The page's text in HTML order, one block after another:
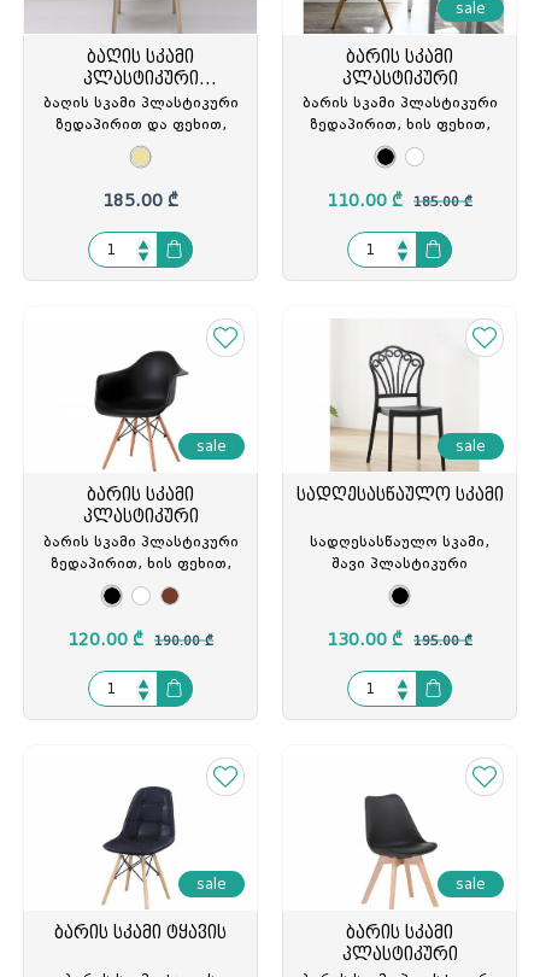
ბაღის სკამი
პლასტიკური
ზედაპირით
ბაღის სკამი პლასტიკური
ზედაპირით და ფეხით,
კრემისფერი, DHF-262-
APP/#18, DHF-940001
185.00 ₾
sale
ბარის სკამი
პლასტიკური
ბარის სკამი პლასტიკური
ზედაპირით, ხის ფეხით,
42X45.5X76სმ., DLF-1619
110.00 ₾ 185.00 ₾
sale
ბარის სკამი
პლასტიკური
ბარის სკამი პლასტიკური
ზედაპირით, ხის ფეხით,
მეტალის ჩარჩოთი,
62.5X62X80სმ., TW-T813
120.00 ₾ 190.00 ₾
sale
სადღესასწაულო სკამი
სადღესასწაულო სკამი,
შავი პლასტიკური
ზედაპირით და ფეხით, TW-
TX654/Black, TW-928548
130.00 ₾ 195.00 ₾
sale
ბარის სკამი ტყავის
sale
ბარის სკამი
პლასტიკური